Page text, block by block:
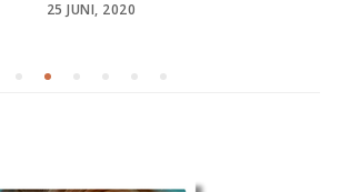
POSTED
25 JUNI, 2020